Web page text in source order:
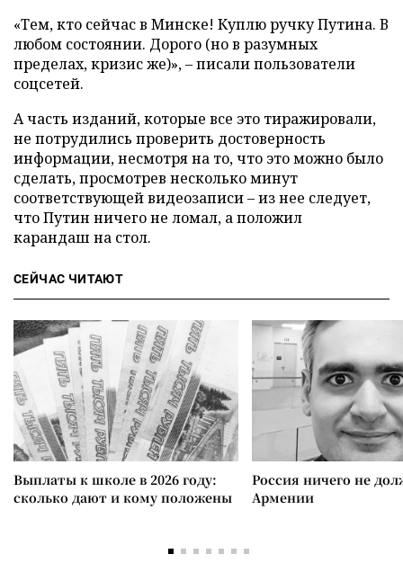
«Тем, кто сейчас в Минске! Куплю ручку Путина. В
любом состоянии. Дорого (но в разумных
пределах, кризис же)», – писали пользователи
соцсетей.
А часть изданий, которые все это тиражировали,
не потрудились проверить достоверность
информации, несмотря на то, что это можно было
сделать, просмотрев несколько минут
соответствующей видеозаписи – из нее следует,
что Путин ничего не ломал, а положил
карандаш на стол.
СЕЙЧАС ЧИТАЮТ
Выплаты к школе в 2026 году:
сколько дают и кому положены
Россия ничего не
Армении